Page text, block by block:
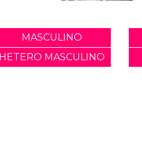
MASCULINO
HETERO MASCULINO